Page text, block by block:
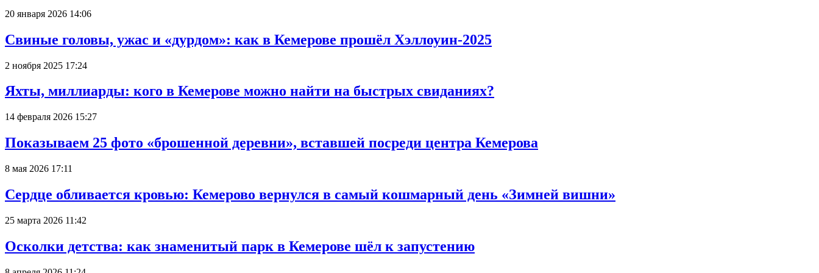
20 января 2026 14:06
Свиные головы, ужас и «дурдом»: как в Кемерове прошёл Хэллоуин-2025
2 ноября 2025 17:24
Яхты, миллиарды: кого в Кемерове можно найти на быстрых свиданиях?
14 февраля 2026 15:27
Показываем 25 фото «брошенной деревни», вставшей посреди центра Кемерова
8 мая 2026 17:11
Сердце обливается кровью: Кемерово вернулся в самый кошмарный день «Зимней вишни»
25 марта 2026 11:42
Осколки детства: как знаменитый парк в Кемерове шёл к запустению